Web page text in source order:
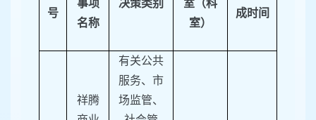
号
事项
名称
决策类别
室（科
室）
成时间
祥腾
有关公共
服务、市
场监管、